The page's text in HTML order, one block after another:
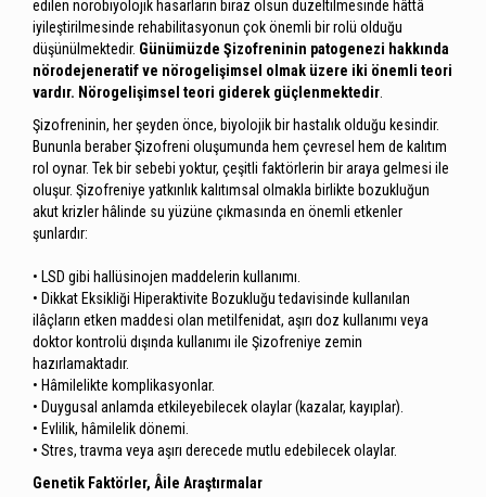
edilen nörobiyolojik hasarların biraz olsun düzeltilmesinde hâttâ
iyileştirilmesinde rehabilitasyonun çok önemli bir rolü olduğu
düşünülmektedir. Günümüzde Şizofreninin patogenezi hakkında
nörodejeneratif ve nörogelişimsel olmak üzere iki önemli teori
vardır. Nörogelişimsel teori giderek güçlenmektedir
Şizofreninin, her şeyden önce, biyolojik bir hastalık olduğu kesindir.
Bununla beraber Şizofreni oluşumunda hem çevresel hem de kalıtım
rol oynar. Tek bir sebebi yoktur, çeşitli faktörlerin bir araya gelmesi ile
oluşur. Şizofreniye yatkınlık kalıtımsal olmakla birlikte bozukluğun
akut krizler hâlinde su yüzüne çıkmasında en önemli etkenler
şunlardır:
• LSD gibi hallüsinojen maddelerin kullanımı.
• Dikkat Eksikliği Hiperaktivite Bozukluğu tedavisinde kullanılan
ilâçların etken maddesi olan metilfenidat, aşırı doz kullanımı veya
doktor kontrolü dışında kullanımı ile Şizofreniye zemin
hazırlamaktadır.
• Hâmilelikte komplikasyonlar.
• Duygusal anlamda etkileyebilecek olaylar (kazalar, kayıplar).
• Evlilik, hâmilelik dönemi.
• Stres, travma veya aşırı derecede mutlu edebilecek olaylar.
Genetik Faktörler, Âile Araştırmalar